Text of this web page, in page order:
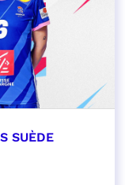
SUÈDE